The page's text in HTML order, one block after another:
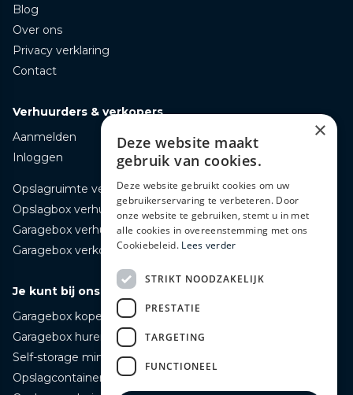
Blog
Over ons
Privacy verklaring
Contact
Verhuurders & verkopers
Aanmelden
Inloggen
Opslagruimte verhuren
Opslagbox verhuren
Garagebox verhuren
Garagebox verkopen
Je kunt bij ons terecht voor
Garagebox kopen
Garagebox huren
Self-storage mini opslag huren
Opslagcontainer huren
×
Deze website maakt
gebruik van cookies.
Deze website gebruikt cookies om uw
gebruikerservaring te verbeteren. Door
onze website te gebruiken, stemt u in met
alle cookies in overeenstemming met ons
Cookiebeleid. Lees verder
STRIKT NOODZAKELIJK
PRESTATIE
TARGETING
FUNCTIONEEL